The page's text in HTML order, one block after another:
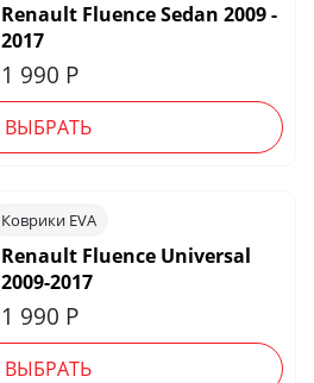
Renault Fluence Sedan 2009 -
2017
1 990 Р
ВЫБРАТЬ
Коврики EVA
Renault Fluence Universal
2009-2017
1 990 Р
ВЫБРАТЬ